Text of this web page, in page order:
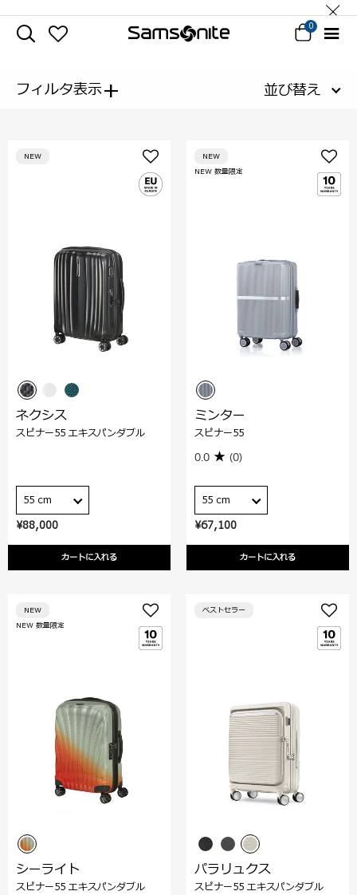
0
フィルタ表示+ 並び替え
¥88,000
カートに入れる
NEW
ネクシス
スピナー55 エキスパンダブル
55 cm
¥67,100
カートに入れる
NEW 数量限定
NEW
ミンター
スピナー55
0.0 (0)
55 cm
NEW 数量限定
NEW
シーライト
スピナー55 エキスパンダブル
ベストセラー
パラリュクス
スピナー55 エキスパンダブル